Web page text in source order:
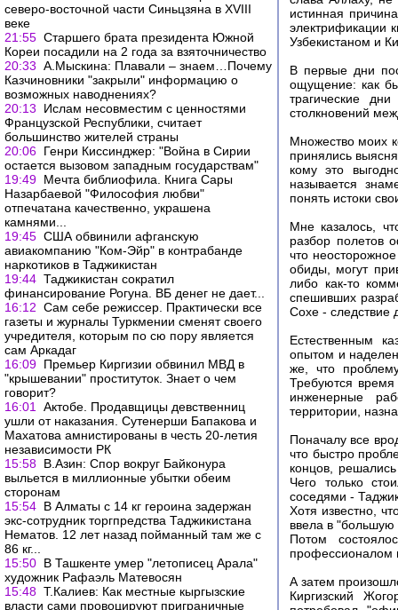
северо-восточной части Синьцзяна в ХVIII
веке
21:55 Старшего брата президента Южной
Кореи посадили на 2 года за взяточничество
20:33 А.Мыскина: Плавали – знаем…Почему
Казчиновники "закрыли" информацию о
возможных наводнениях?
20:13
Ислам несовместим с ценностями
Французской Республики, считает
большинство жителей страны
20:06 Генри Киссинджер: "Война в Сирии
остается вызовом западным государствам"
19:49 Мечта библиофила. Книга Сары
Назарбаевой "Философия любви"
отпечатана качественно, украшена
камнями...
19:45 США обвинили афганскую
авиакомпанию "Ком-Эйр" в контрабанде
наркотиков в Таджикистан
19:44 Таджикистан сократил
финансирование Рогуна. ВБ денег не дает...
16:12 Сам себе режиссер. Практически все
газеты и журналы Туркмении сменят своего
учредителя, которым по сю пору является
сам Аркадаг
16:09 Премьер Киргизии обвинил МВД в
"крышевании" проституток. Знает о чем
говорит?
16:01
Актобе. Продавщицы девственниц
ушли от наказания. Сутенерши Бапакова и
Махатова амнистированы в честь 20-летия
независимости РК
15:58 В.Азин: Спор вокруг Байконура
выльется в миллионные убытки обеим
сторонам
15:54 В Алматы с 14 кг героина задержан
экс-сотрудник торгпредства Таджикистана
Нематов. 12 лет назад пойманный там же с
86 кг...
15:50 В Ташкенте умер "летописец Арала"
художник Рафаэль Матевосян
15:48 Т.Калиев: Как местные кыргызские
власти сами провоцируют приграничные
истинная
электрификации
Узбекистаном и
В первые дни
ощущение: как
трагические
столкновений
Множество моих
принялись
кому это
называется
понять истоки
Мне казалось,
разбор полетов
что
обиды, могут
либо как-то
спешивших
Сохе - следствие
Естественным
опытом и
же, что
Требуются время
инженерные
территории,
Поначалу все
что быстро
концов,
Чего только
соседями -
Хотя известно,
ввела в "большую
Потом
профессионалом
А затем
Киргизский